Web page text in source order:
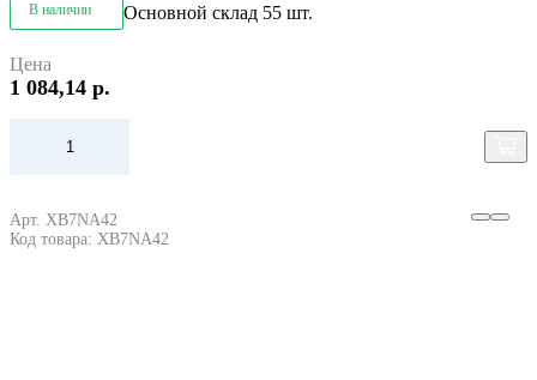
В наличии Основной склад 55 шт.
Цена
1 084,14 р.
Арт. XB7NA42
Код товара: XB7NA42